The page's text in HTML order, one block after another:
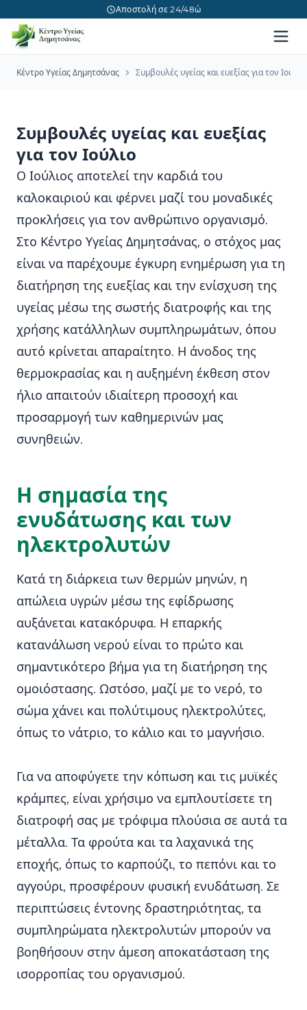
Αποστολή σε 24/48ώ
Κέντρο Υγείας Δημητσάνας Συμβουλές υγείας και ευεξίας για τον Ιούλιο
Συμβουλές υγείας και ευεξίας
για τον Ιούλιο
Ο Ιούλιος αποτελεί την καρδιά του
καλοκαιριού και φέρνει μαζί του μοναδικές
προκλήσεις για τον ανθρώπινο οργανισμό.
Στο Κέντρο Υγείας Δημητσάνας, ο στόχος μας
είναι να παρέχουμε έγκυρη ενημέρωση για τη
διατήρηση της ευεξίας και την ενίσχυση της
υγείας μέσω της σωστής διατροφής και της
χρήσης κατάλληλων συμπληρωμάτων, όπου
αυτό κρίνεται απαραίτητο. Η άνοδος της
θερμοκρασίας και η αυξημένη έκθεση στον
ήλιο απαιτούν ιδιαίτερη προσοχή και
προσαρμογή των καθημερινών μας
συνηθειών.
Η σημασία της
ενυδάτωσης και των
ηλεκτρολυτών
Κατά τη διάρκεια των θερμών μηνών, η
απώλεια υγρών μέσω της εφίδρωσης
αυξάνεται κατακόρυφα. Η επαρκής
κατανάλωση νερού είναι το πρώτο και
σημαντικότερο βήμα για τη διατήρηση της
ομοιόστασης. Ωστόσο, μαζί με το νερό, το
σώμα χάνει και πολύτιμους ηλεκτρολύτες,
όπως το νάτριο, το κάλιο και το μαγνήσιο.
Για να αποφύγετε την κόπωση και τις μυϊκές
κράμπες, είναι χρήσιμο να εμπλουτίσετε τη
διατροφή σας με τρόφιμα πλούσια σε αυτά τα
μέταλλα. Τα φρούτα και τα λαχανικά της
εποχής, όπως το καρπούζι, το πεπόνι και το
αγγούρι, προσφέρουν φυσική ενυδάτωση. Σε
περιπτώσεις έντονης δραστηριότητας, τα
συμπληρώματα ηλεκτρολυτών μπορούν να
βοηθήσουν στην άμεση αποκατάσταση της
ισορροπίας του οργανισμού.